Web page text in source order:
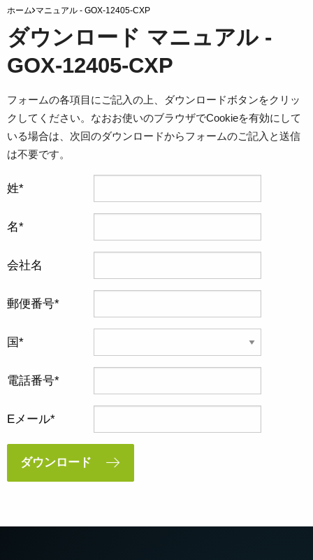
ホーム マニュアル - GOX-12405-CXP
ダウンロード マニュアル -
GOX-12405-CXP
フォームの各項目にご記入の上、ダウンロードボタンをクリッ
クしてください。なおお使いのブラウザでCookieを有効にして
いる場合は、次回のダウンロードからフォームのご記入と送信
は不要です。
姓
名
会社名
郵便番号
国
電話番号
Eメール
ダウンロード